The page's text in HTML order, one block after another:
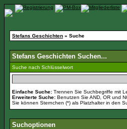
Stefans Geschichten » Suche
Stefans Geschichten Suchen...
Suche nach Schlüsselwort
Einfache Suche: Trennen Sie Suchbegriffe mit
Erweiterte Suche: Benutzen Sie AND, OR und
Sie können Sternchen (*) als Platzhalter in den
Suchoptionen